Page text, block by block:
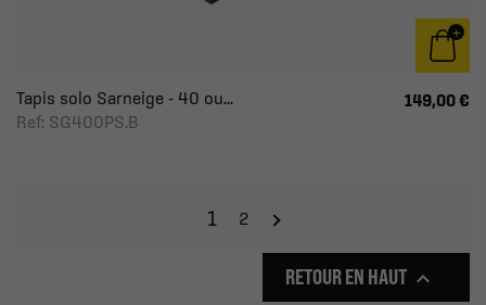
Tapis solo Sarneige - 40 ou...
Ref: SG400PS.B
149,00 €
1 2
RETOUR EN HAUT 